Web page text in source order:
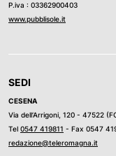
P.iva : 03362900403
www.pubblisole.it
SEDI
CESENA
Via dell’Arrigoni, 120 - 47522
Tel 0547 419811 - Fax 0547
redazione@teleromagna.it